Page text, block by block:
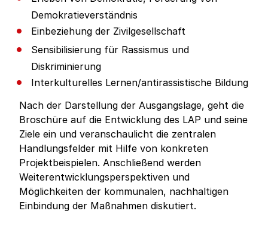
Demokratieverständnis
Einbeziehung der Zivilgesellschaft
Sensibilisierung für Rassismus und
Diskriminierung
Interkulturelles Lernen/antirassistische Bildung
Nach der Darstellung der Ausgangslage, geht die
Broschüre auf die Entwicklung des LAP und seine
Ziele ein und veranschaulicht die zentralen
Handlungsfelder mit Hilfe von konkreten
Projektbeispielen. Anschließend werden
Weiterentwicklungsperspektiven und
Möglichkeiten der kommunalen, nachhaltigen
Einbindung der Maßnahmen diskutiert.